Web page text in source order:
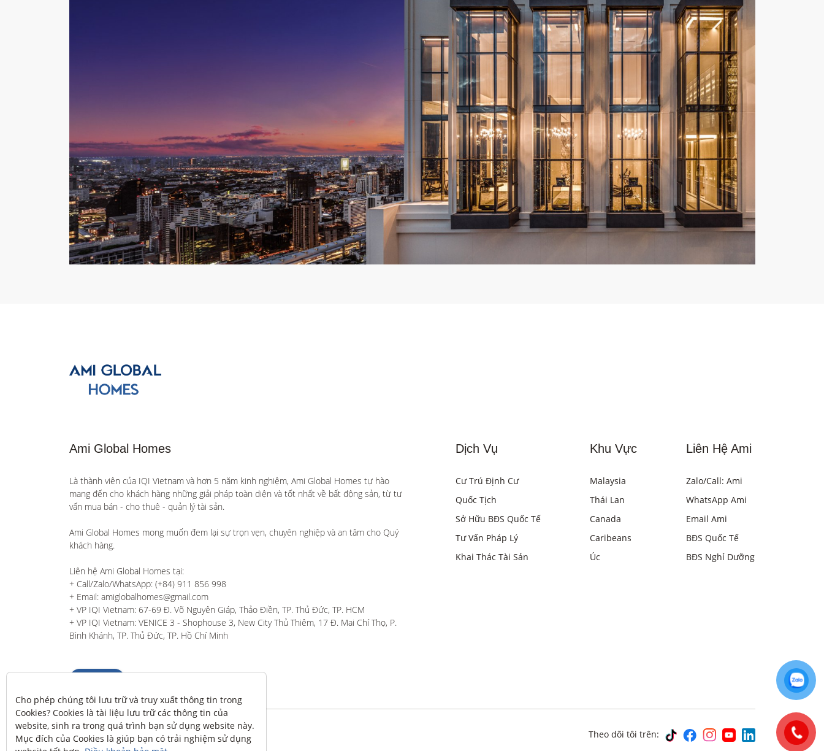
Ami Global Homes
Là thành viên của IQI Vietnam và hơn 5 năm kinh nghiệm, Ami Global Homes tự hào
mang đến cho khách hàng những giải pháp toàn diện và tốt nhất về bất động sản, từ tư
vấn mua bán - cho thuê - quản lý tài sản.
Ami Global Homes mong muốn đem lại sự trọn vẹn, chuyên nghiệp và an tâm cho Quý
khách hàng.
Liên hệ Ami Global Homes tại:
+ Call/Zalo/WhatsApp: (+84) 911 856 998
+ Email: amiglobalhomes@gmail.com
+ VP IQI Vietnam: 67-69 Đ. Võ Nguyên Giáp, Thảo Điền, TP. Thủ Đức, TP. HCM
+ VP IQI Vietnam: VENICE 3 - Shophouse 3, New City Thủ Thiêm, 17 Đ. Mai Chí Thọ, P.
Bình Khánh, TP. Thủ Đức, TP. Hồ Chí Minh
Dịch Vụ
Cư Trú Định Cư
Quốc Tịch
Sở Hữu BĐS Quốc Tế
Tư Vấn Pháp Lý
Khai Thác Tài Sản
Khu Vực
Malaysia
Thái Lan
Canada
Caribeans
Úc
Liên Hệ Ami
Zalo/Call: Ami
WhatsApp Ami
Email Ami
BĐS Quốc Tế
BĐS Nghỉ Dưỡng
Theo dõi tôi trên:
Cho phép chúng tôi lưu trữ và truy xuất thông tin trong
Cookies? Cookies là tài liệu lưu trữ các thông tin của
website, sinh ra trong quá trình bạn sử dụng website này.
Mục đích của Cookies là giúp bạn có trải nghiệm sử dụng